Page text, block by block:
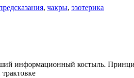
, чакры, эзотерика
информационный костыль.